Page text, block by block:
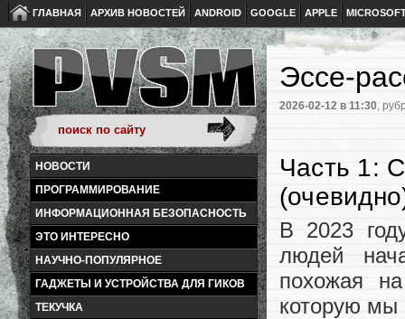
ГЛАВНАЯ АРХИВ НОВОСТЕЙ ANDROID GOOGLE APPLE
НОВОСТИ
ПРОГРАММИРОВАНИЕ
ИНФОРМАЦИОННАЯ БЕЗОПАСНОСТЬ
ЭТО ИНТЕРЕСНО
НАУЧНО-ПОПУЛЯРНОЕ
ГАДЖЕТЫ И УСТРОЙСТВА ДЛЯ ГИКОВ
ТЕКУЧКА
Эссе-
2026-02-12 в 11:30,
Часть 1:
В 2023
людей
похожая
которую